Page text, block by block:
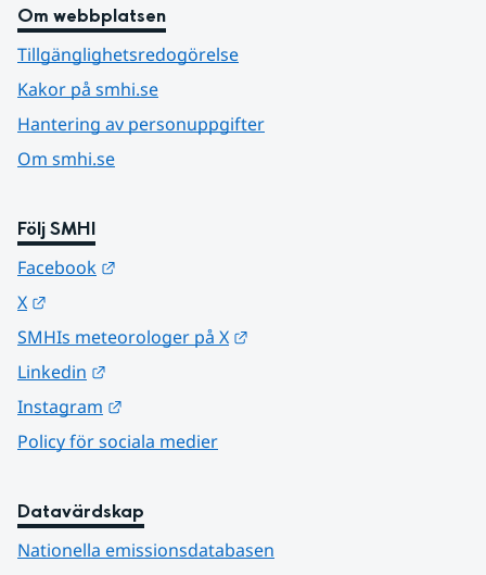
Om webbplatsen
Tillgänglighetsredogörelse
Kakor på smhi.se
Hantering av personuppgifter
Om smhi.se
Följ SMHI
Facebook
X
SMHIs meteorologer på X
Linkedin
Instagram
Policy för sociala medier
Datavärdskap
Nationella emissionsdatabasen